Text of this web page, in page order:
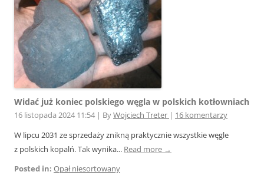
Widać już koniec polskiego węgla w polskich kotłowniach
16 listopada 2024 11:54 | ByWojciech Treter | 16 komentarzy
W lipcu 2031 ze sprzedaży znikną praktycznie wszystkie węgle
z polskich kopalń. Tak wynika... Read more →
Posted in: Opał niesortowany